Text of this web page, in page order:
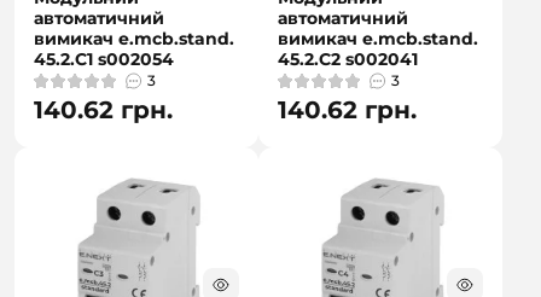
автоматичний
вимикач e.mcb.stand.
45.2.C1 s002054
3
140.62 грн.
автоматичний
вимикач e.mcb.stand.
45.2.C2 s002041
3
140.62 грн.